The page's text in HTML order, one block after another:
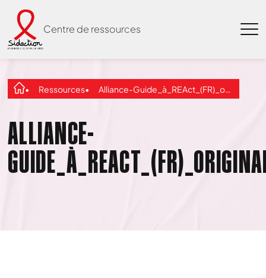
Centre de ressources
Ressources Alliance-Guide_à_REAct_(FR)_original
ALLIANCE-